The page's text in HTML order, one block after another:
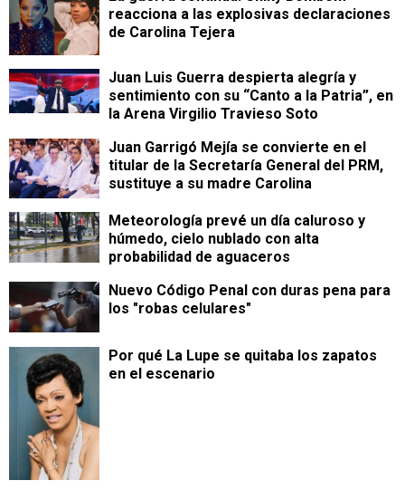
reacciona a las explosivas declaraciones
de Carolina Tejera
Juan Luis Guerra despierta alegría y
sentimiento con su “Canto a la Patria”, en
la Arena Virgilio Travieso Soto
Juan Garrigó Mejía se convierte en el
titular de la Secretaría General del PRM,
sustituye a su madre Carolina
Meteorología prevé un día caluroso y
húmedo, cielo nublado con alta
probabilidad de aguaceros
Nuevo Código Penal con duras pena para
los "robas celulares"
Por qué La Lupe se quitaba los zapatos
en el escenario